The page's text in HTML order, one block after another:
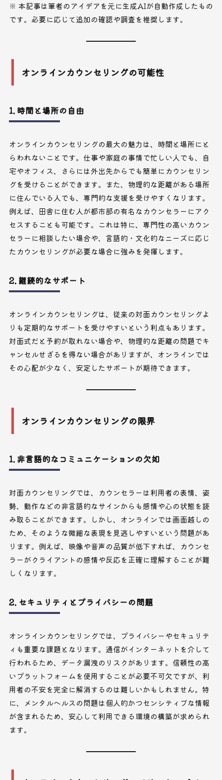
※ 本記事は筆者のアイデアを元に生成AIが自動作成したもの
です。必要に応じて追加の確認や調査を推奨します。
オンラインカウンセリングの可能性
1. 時間と場所の自由
オンラインカウンセリングの最大の魅力は、時間と場所にと
らわれないことです。仕事や家庭の事情で忙しい人でも、自
宅やオフィス、さらには外出先からでも簡単にカウンセリン
グを受けることができます。また、物理的な距離がある場所
に住んでいる人でも、専門的な支援を受けやすくなります。
例えば、田舎に住む人が都市部の有名なカウンセラーにアク
セスすることも可能です。これは特に、専門性の高いカウン
セラーに相談したい場合や、言語的・文化的なニーズに応じ
たカウンセリングが必要な場合に強みを発揮します。
2. 継続的なサポート
オンラインカウンセリングは、従来の対面カウンセリングよ
りも定期的なサポートを受けやすいという利点もあります。
対面式だと予約が取れない場合や、物理的な距離の問題でキ
ャンセルせざるを得ない場合がありますが、オンラインでは
その心配が少なく、安定したサポートが期待できます。
オンラインカウンセリングの限界
1. 非言語的なコミュニケーションの欠如
対面カウンセリングでは、カウンセラーは利用者の表情、姿
勢、動作などの非言語的なサインからも感情や心の状態を読
み取ることができます。しかし、オンラインでは画面越しの
ため、そのような微細な表現を見逃しやすいという問題があ
ります。例えば、映像や音声の品質が低下すれば、カウンセ
ラーがクライアントの感情や反応を正確に理解することが難
しくなります。
2. セキュリティとプライバシーの問題
オンラインカウンセリングでは、プライバシーやセキュリテ
ィも重要な課題となります。通信がインターネットを介して
行われるため、データ漏洩のリスクがあります。信頼性の高
いプラットフォームを使用することが必要不可欠ですが、利
用者の不安を完全に解消するのは難しいかもしれません。特
に、メンタルヘルスの問題は個人的かつセンシティブな情報
が含まれるため、安心して利用できる環境の構築が求められ
ます。